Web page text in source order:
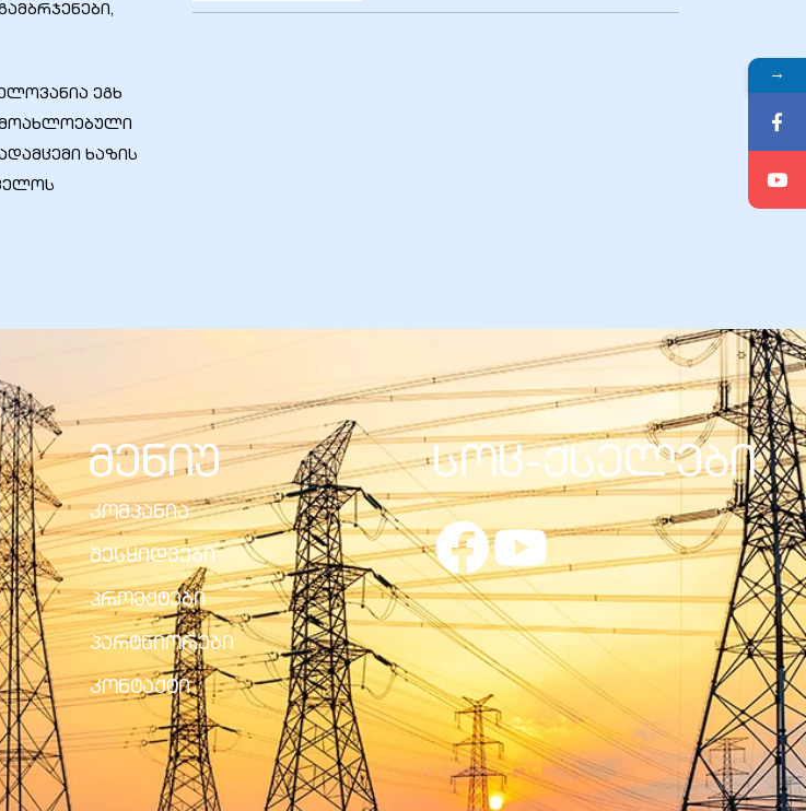
ეგხ
მოახლოებული
ხაზის
მენიუ
კომპანია
შესყიდვები
პროექტები
პარტნიორები
კონტაქტი
სოც-ქსელები
→